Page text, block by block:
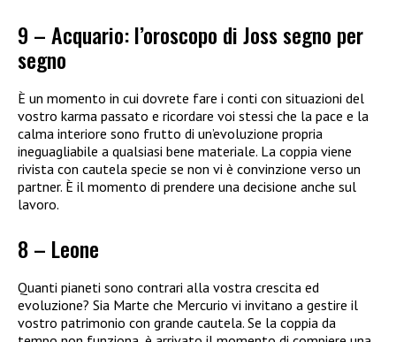
9 – Acquario: l’oroscopo di Joss segno per
segno
È un momento in cui dovrete fare i conti con situazioni del
vostro karma passato e ricordare voi stessi che la pace e la
calma interiore sono frutto di un’evoluzione propria
ineguagliabile a qualsiasi bene materiale. La coppia viene
rivista con cautela specie se non vi è convinzione verso un
partner. È il momento di prendere una decisione anche sul
lavoro.
8 – Leone
Quanti pianeti sono contrari alla vostra crescita ed
evoluzione? Sia Marte che Mercurio vi invitano a gestire il
vostro patrimonio con grande cautela. Se la coppia da